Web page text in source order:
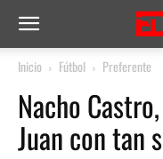
Inicio Fútbol Preferente
Nacho
Juan con tan